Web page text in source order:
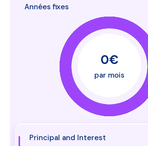
Années fixes
0€
par mois
Principal and Interest